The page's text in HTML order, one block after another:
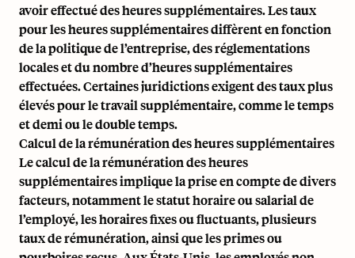
avoir effectué des heures supplémentaires. Les taux
pour les heures supplémentaires diffèrent en fonction
de la politique de l’entreprise, des réglementations
locales et du nombre d’heures supplémentaires
effectuées. Certaines juridictions exigent des taux plus
élevés pour le travail supplémentaire, comme le temps
et demi ou le double temps.
Calcul de la rémunération des heures supplémentaires
Le calcul de la rémunération des heures
supplémentaires implique la prise en compte de divers
facteurs, notamment le statut horaire ou salarial de
l’employé, les horaires fixes ou fluctuants, plusieurs
taux de rémunération, ainsi que les primes ou